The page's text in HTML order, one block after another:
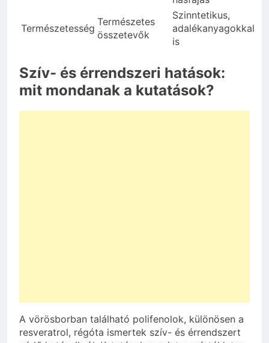
Természetesség
Természetes
összetevők
Szinntetikus,
adalékanyagokkal
is
Szív- és érrendszeri hatások:
mit mondanak a kutatások?
A vörösborban található polifenolok, különösen a
resveratrol, régóta ismertek szív- és érrendszert